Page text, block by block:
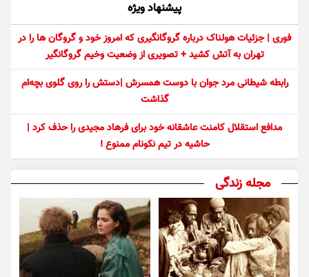
پیشنهاد ویژه
فوری | جزئیات هولناک درباره گروگانگیری که امروز خود و گروگان ها را در
تهران به آتش کشید + تصویری از وضعیت وخیم گروگانگیر
رابطه شیطانی مرد جوان با دوست همسرش |دستش را روی گلوی بچه‌ام
گذاشت
مدافع استقلال کامنت عاشقانه خود برای فرهاد مجیدی را حذف کرد |
حاشیه در تیم نکونام ممنوع !
مجله زندگی